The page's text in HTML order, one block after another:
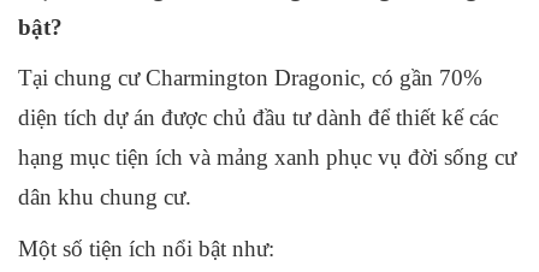
bật?
Tại chung cư Charmington Dragonic, có gần 70%
diện tích dự án được chủ đầu tư dành để thiết kế các
hạng mục tiện ích và mảng xanh phục vụ đời sống cư
dân khu chung cư.
Một số tiện ích nổi bật như: